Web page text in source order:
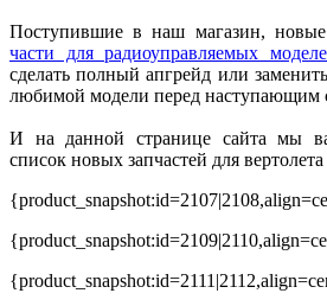
Поступившие в наш магазин,
части для радиоуправляемых
сделать полный апгрейд или
любимой модели перед наступающим
И на данной странице сайта мы
список новых запчастей для